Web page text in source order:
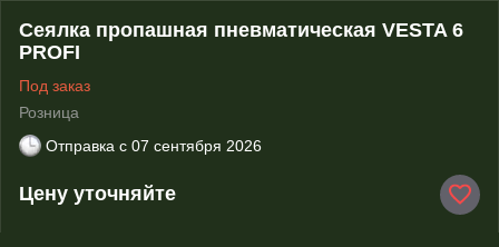
Сеялка пропашная пневматическая VESTA 6
PROFI
Под заказ
Розница
Отправка с 07 сентября 2026
Цену уточняйте